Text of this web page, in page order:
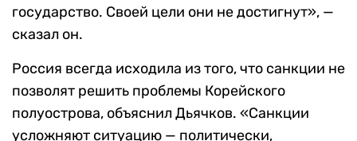
государство. Своей цели они не достигнут», —
сказал он.
Россия всегда исходила из того, что санкции не
позволят решить проблемы Корейского
полуострова, объяснил Дьячков. «Санкции
усложняют ситуацию — политически,